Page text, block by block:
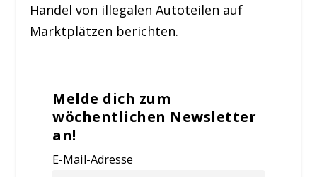
Handel von illegalen Autoteilen auf
Marktplätzen berichten.
Melde dich zum
wöchentlichen Newsletter
an!
E-Mail-Adresse